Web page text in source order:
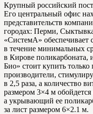
Крупный российский
Его центральный офис
представительств
городах: Перми,
«СистемА» обеспечивает
в течение минимальных
в Кирове поликарбоната,
Био» стоит купить
производители,
в 2,5 раза, а количество
размером 3×4 м
а укрывающий ее
за лист размером 6×2.1 м.